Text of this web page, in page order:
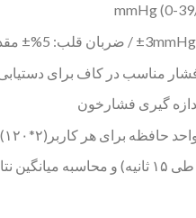
مناسب در کاف برای دستیابی
گیری فشارخون
دقیق تر